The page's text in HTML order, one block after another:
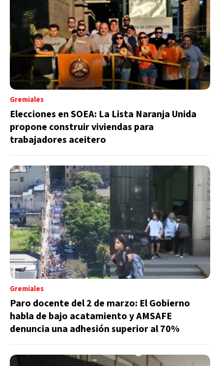
Gremiales
Elecciones en SOEA: La Lista Naranja Unida
propone construir viviendas para
trabajadores aceitero
Gremiales
Paro docente del 2 de marzo: El Gobierno
habla de bajo acatamiento y AMSAFE
denuncia una adhesión superior al 70%